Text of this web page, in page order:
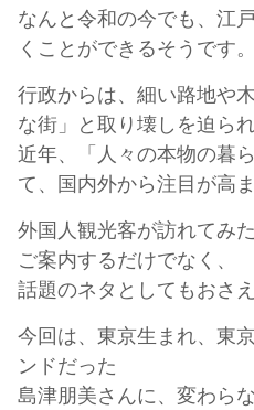
なんと令和の今でも、江
くことができるそうです。
行政からは、細い路地や
な街」と取り壊しを迫ら
近年、「人々の本物の暮
て、国内外から注目が高
外国人観光客が訪れてみ
ご案内するだけでなく、
話題のネタとしてもおさ
今回は、東京生まれ、東
ンドだった
島津朋美さんに、変わら